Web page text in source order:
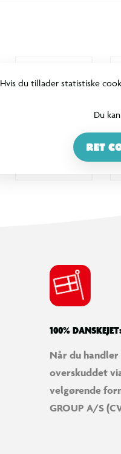
Hvis du tillader statistiske
Du
RET
100%
Når du handler
overskuddet
velgørende
GROUP A/S